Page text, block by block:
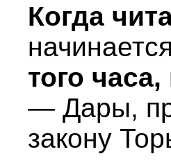
Когда
того
— Дары,
закону